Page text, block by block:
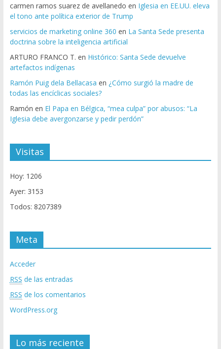
carmen ramos suarez de avellanedo en Iglesia en EE.UU. eleva
el tono ante política exterior de Trump
servicios de marketing online 360 en La Santa Sede presenta
doctrina sobre la inteligencia artificial
ARTURO FRANCO T. en Histórico: Santa Sede devuelve
artefactos indígenas
Ramón Puig dela Bellacasa en ¿Cómo surgió la madre de
todas las encíclicas sociales?
Ramón en El Papa en Bélgica, “mea culpa” por abusos: “La
Iglesia debe avergonzarse y pedir perdón”
Visitas
Hoy: 1206
Ayer: 3153
Todos: 8207389
Meta
Acceder
RSS de las entradas
RSS de los comentarios
WordPress.org
Lo más reciente